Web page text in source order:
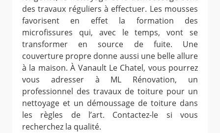
des travaux réguliers à effectuer. Les mousses
favorisent en effet la formation des
microfissures qui, avec le temps, vont se
transformer en source de fuite. Une
couverture propre donne aussi une belle allure
à la maison. À Vanault Le Chatel, vous pourrez
vous adresser à ML Rénovation, un
professionnel des travaux de toiture pour un
nettoyage et un démoussage de toiture dans
les règles de l’art. Contactez-le si vous
recherchez la qualité.